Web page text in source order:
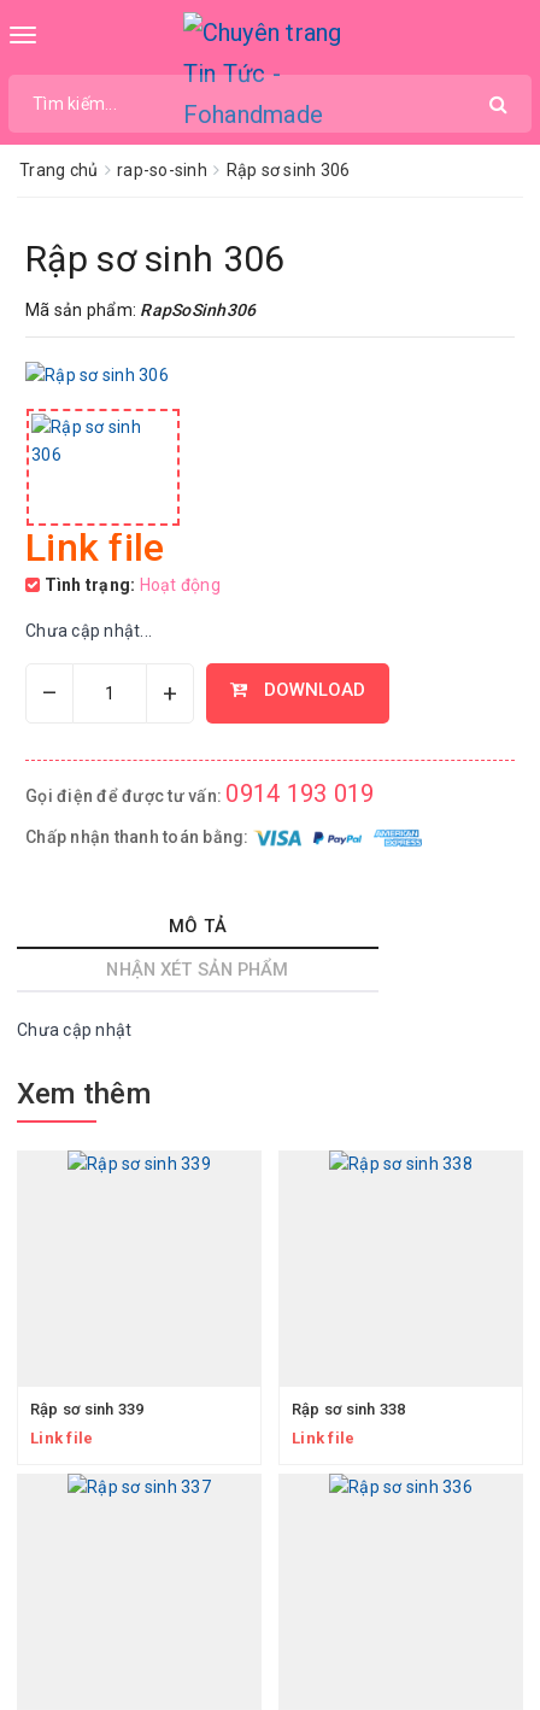
Toggle
Trang chủ rap-so-sinh Rập sơ sinh 306
Rập sơ sinh 306
Mã sản phẩm: RapSoSinh306
Link file
Tình trạng: Hoạt động
Chưa cập nhật...
– + DOWNLOAD
Gọi điện để được tư vấn: 0914 193 019
Chấp nhận thanh toán bằng:
MÔ TẢ
NHẬN XÉT SẢN PHẨM
Chưa cập nhật
Xem thêm
Rập sơ sinh 339
Link file
Rập sơ sinh 338
Link file